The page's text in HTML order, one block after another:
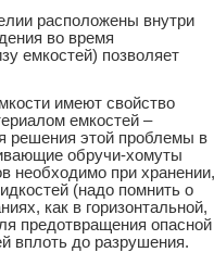
расположены внутри
во время
емкостей) позволяет
имеют свойство
емкостей –
решения этой проблемы в
обручи-хомуты
необходимо при хранении,
(надо помнить о
как в горизонтальной,
предотвращения опасной
вплоть до разрушения.